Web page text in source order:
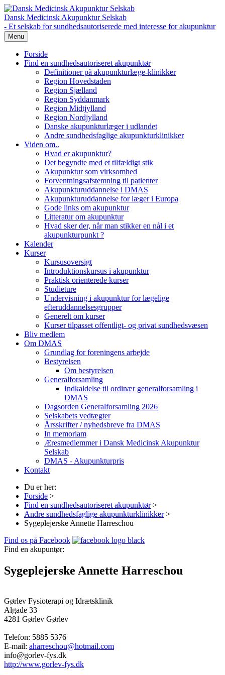
Dansk Medicinsk Akupunktur Selskab
- Et selskab for sundhedsautoriserede med interesse for akupunktur
Menu
Forside
Find en sundhedsautoriseret akupunktør
Definitioner på akupunkturlæge-klinikker
Region Hovedstaden
Region Sjælland
Region Syddanmark
Region Midtjylland
Region Nordjylland
Danske akupunkturlæger i udlandet
Andre sundhedsfaglige akupunkturklinikker
Viden om..
Hvad er akupunktur?
Det begyndte med et tilfældigt stik
Akupunktur som virksomhed
Forventningsafstemning til patienter
Akupunkturuddannelse i DMAS
Akupunkturuddannelse for læger i Europa
Gode links om akupunktur
Litteratur om akupunktur
Hvad sker der, når man stikker en nål i et
akupunkturpunkt ?
Kalender
Kurser
Kursusoversigt
Introduktionskursus i akupunktur
Praktisk orienterede kurser
Studieture
Undervisning i akupunktur for lægelige
efteruddannelsesgrupper
Generelt om kurser
Kurser tilpasset offentligt- og privat sundhedsvæsen
Bliv medlem
Om DMAS
Grundlag for foreningens arbejde
Bestyrelsen
Om bestyrelsen
Generalforsamling
Indkaldelse til ordinær generalforsamling i
DMAS
Dagsorden Generalforsamling 2026
Selskabets vedtægter
Årsskrifter / nyhedsbreve fra DMAS
In memoriam
Æresmedlemmer i Dansk Medicinsk Akupunktur
Selskab
DMAS - Akupunkturpris
Kontakt
Du er her:
Forside >
Find en sundhedsautoriseret akupunktør >
Andre sundhedsfaglige akupunkturklinikker >
Sygeplejerske Annette Harreschou
Find os på Facebook
Find en akupuntør:
Sygeplejerske Annette Harreschou
Gørlev Fysioterapi og Idrætsklinik
Algade 33
4281 Gørlev Gørlev
Telefon: 5885 5376
E-mail: aharreschou@hotmail.com
info@gorlev-fys.dk
http://www.gorlev-fys.dk